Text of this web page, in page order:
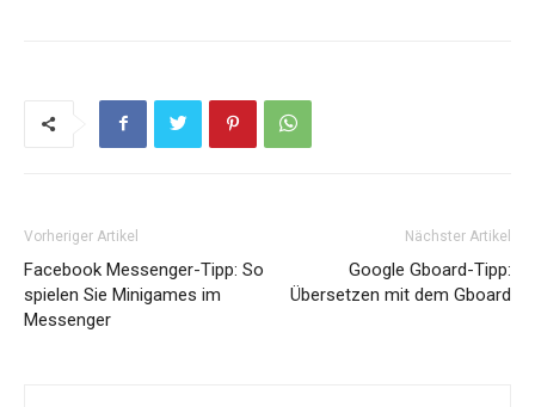
Vorheriger Artikel
Facebook Messenger-Tipp: So
spielen Sie Minigames im
Messenger
Nächster Artikel
Google Gboard-Tipp:
Übersetzen mit dem Gboard